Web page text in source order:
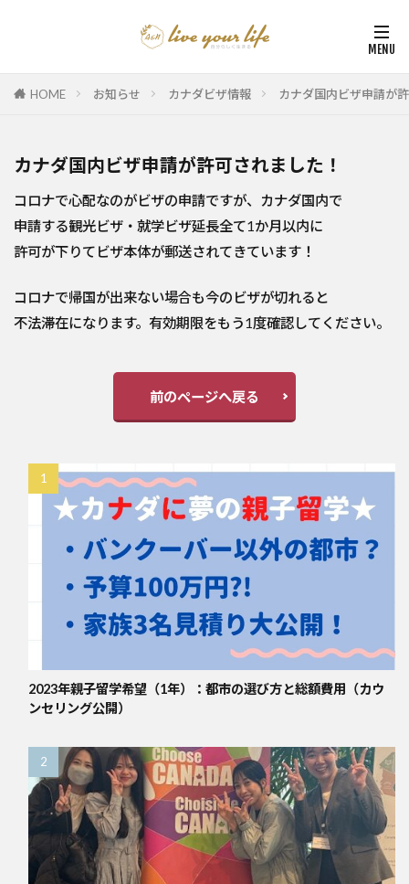
HOME お知らせ カナダビザ情報 カナダ国内ビザ申請が
カナダ国内ビザ申請が許可されました！
コロナで心配なのがビザの申請ですが、カナダ国内で
申請する観光ビザ・就学ビザ延長全て1か月以内に
許可が下りてビザ本体が郵送されてきています！
コロナで帰国が出来ない場合も今のビザが切れると
不法滞在になります。有効期限をもう1度確認してください。
前のページへ戻る
2023年親子留学希望（1年）：都市の選び方と総額費用（カウ
ンセリング公開）